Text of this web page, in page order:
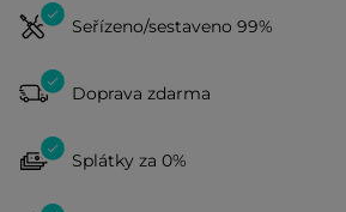
Seřízeno/sestaveno 99%
Doprava zdarma
Splátky za 0%